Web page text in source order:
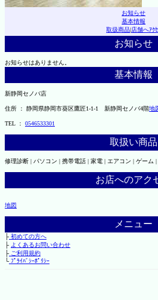
お知らせ
基本情報
取扱商品|店舗へｱｸ
お知らせ
お知らせはありません。
基本情報
新静岡セノバ店
住所 ： 静岡県静岡市葵区鷹匠1-1-1 新静岡セノバ4階地
TEL ： 0546533301
取扱い商品
修理診断 | パソコン | 携帯電話 | 家電 | エアコン | ゲーム
お店へのアク
地図
メニュー
├初めての方へ
├ よくあるお問い合わせ
├ご利用規約
└ﾌﾟﾗｲﾊﾞｼｰﾎﾟﾘｼｰ